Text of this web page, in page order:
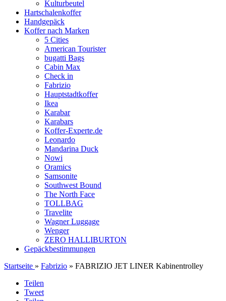
Kulturbeutel
Hartschalenkoffer
Handgepäck
Koffer nach Marken
5 Cities
American Tourister
bugatti Bags
Cabin Max
Check in
Fabrizio
Hauptstadtkoffer
Ikea
Karabar
Karabars
Koffer-Experte.de
Leonardo
Mandarina Duck
Nowi
Oramics
Samsonite
Southwest Bound
The North Face
TOLLBAG
Travelite
Wagner Luggage
Wenger
ZERO HALLIBURTON
Gepäckbestimmungen
Startseite » Fabrizio » FABRIZIO JET LINER Kabinentrolley
Teilen
Tweet